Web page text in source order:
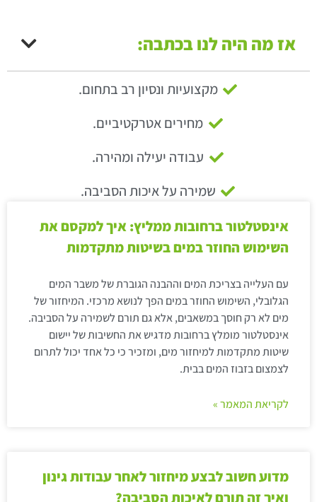
אז מה היה לנו בכתבה:
מקצועיות ונסיון רב בתחום.
מחירים אטרקטיביים.
עבודה יעילה ומהירה.
שמירה על איכות הסביבה.
אינסטלטור ברחובות ממליץ: איך למקסם את
השימוש החוזר במים בשיטות מתקדמות
עם העלייה בצריכת המים וההבנה הגוברת של משבר המים
הגלובלי, השימוש החוזר במים הפך לנושא מרכזי. המיחזור של
מים לא רק חוסך במשאבים, אלא גם תורם לשמירה על הסביבה.
אינסטלטור מומלץ ברחובות מדגיש את החשיבות של יישום
שיטות מתקדמות למיחזור מים, ומזכיר כי כל אחד יכול לתרום
לצמצום בזבוז המים בבית.
לקריאת המאמר »
מדוע חשוב לבצע מיחזור לאחר עבודות גינון
ואיך זה תורם לאיכות הסביבה?